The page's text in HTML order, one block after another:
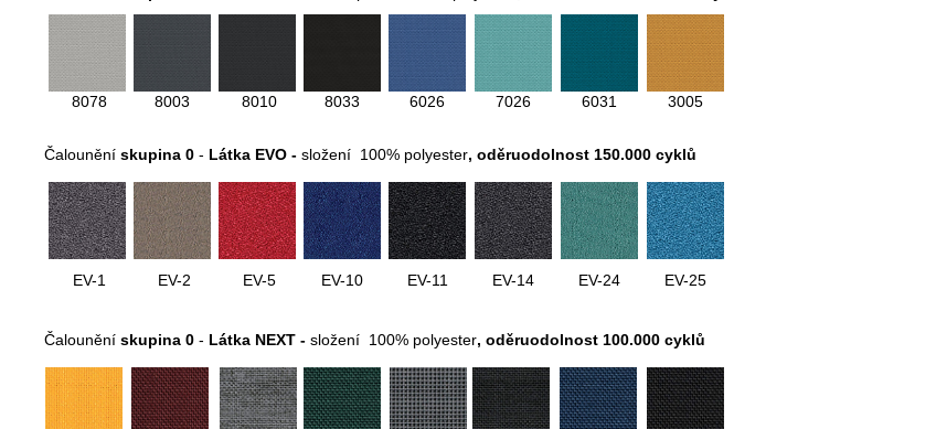
8078 8003 8010 8033 6026 7026 6031 3005
Čalounění skupina 0 - Látka EVO - složení 100% polyester, oděruodolnost 150.000 cyklů
EV-1 EV-2 EV-5 EV-10 EV-11 EV-14 EV-24 EV-25
Čalounění skupina 0 - Látka NEXT - složení 100% polyester, oděruodolnost 100.000 cyklů